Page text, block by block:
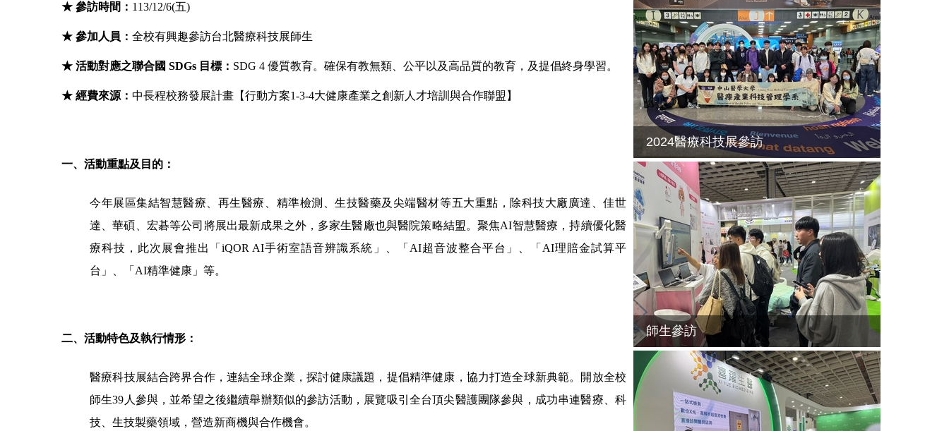
2024醫療科技展參訪
師生參訪
★ 參訪時間： 113/12/6(五)
★ 參加人員： 全校有興趣參訪台北醫療科技展師生
★ 活動對應之聯合國 SDGs 目標： SDG 4 優質教育。確保有教無類、公平以及高品質的教育，及提倡終身學習。
★ 經費來源： 中長程校務發展計畫【行動方案1-3-4大健康產業之創新人才培訓與合作聯盟】
一、活動重點及目的：
今年展區集結智慧醫療、再生醫療、精準檢測、生技醫藥及尖端醫材等五大重點，除科技大廠廣達、佳世
達、華碩、宏碁等公司將展出最新成果之外，多家生醫廠也與醫院策略結盟。聚焦AI智慧醫療，持續優化醫
療科技，此次展會推出「iQOR AI手術室語音辨識系統」、「AI超音波整合平台」、「AI理賠金試算平
台」、「AI精準健康」等。
二、活動特色及執行情形：
醫療科技展結合跨界合作，連結全球企業，探討健康議題，提倡精準健康，協力打造全球新典範。開放全校
師生39人參與，並希望之後繼續舉辦類似的參訪活動，展覽吸引全台頂尖醫護團隊參與，成功串連醫療、科
技、生技製藥領域，營造新商機與合作機會。